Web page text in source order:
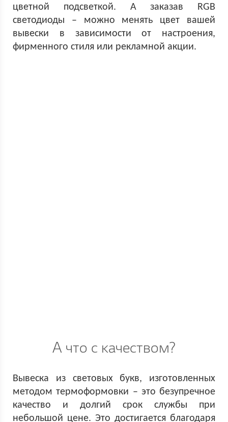
цветной подсветкой. А заказав RGB
светодиоды – можно менять цвет вашей
вывески в зависимости от настроения,
фирменного стиля или рекламной акции.
А что с качеством?
Вывеска из световых букв, изготовленных
методом термоформовки – это безупречное
качество и долгий срок службы при
небольшой цене. Это достигается благодаря